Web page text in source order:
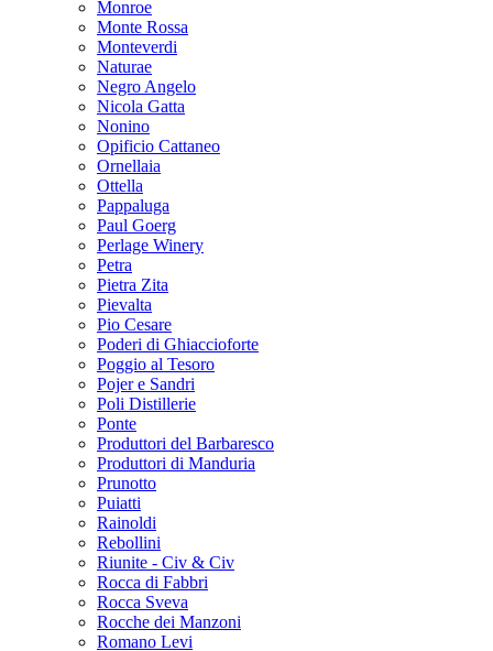
Monroe
Monte Rossa
Monteverdi
Naturae
Negro Angelo
Nicola Gatta
Nonino
Opificio Cattaneo
Ornellaia
Ottella
Pappaluga
Paul Goerg
Perlage Winery
Petra
Pietra Zita
Pievalta
Pio Cesare
Poderi di Ghiaccioforte
Poggio al Tesoro
Pojer e Sandri
Poli Distillerie
Ponte
Produttori del Barbaresco
Produttori di Manduria
Prunotto
Puiatti
Rainoldi
Rebollini
Riunite - Civ & Civ
Rocca di Fabbri
Rocca Sveva
Rocche dei Manzoni
Romano Levi